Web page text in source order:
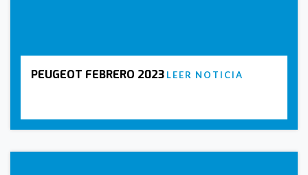
PEUGEOT FEBRERO 2023 LEER NOTICIA